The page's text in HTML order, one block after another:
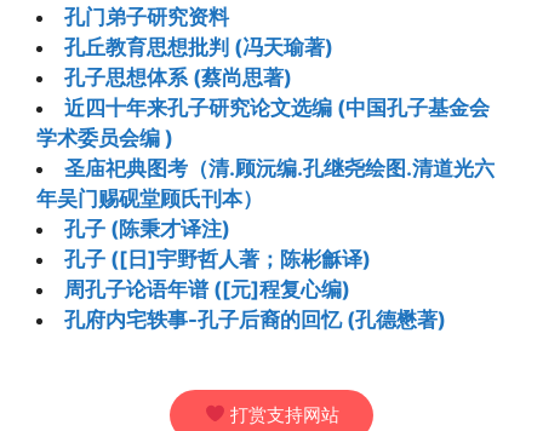
孔门弟子研究资料
孔丘教育思想批判 (冯天瑜著)
孔子思想体系 (蔡尚思著)
近四十年来孔子研究论文选编 (中国孔子基金会
学术委员会编 )
圣庙祀典图考（清.顾沅编.孔继尧绘图.清道光六
年吴门赐砚堂顾氏刊本）
孔子 (陈秉才译注)
孔子 ([日]宇野哲人著；陈彬龢译)
周孔子论语年谱 ([元]程复心编)
孔府内宅轶事-孔子后裔的回忆 (孔德懋著)
打赏支持网站